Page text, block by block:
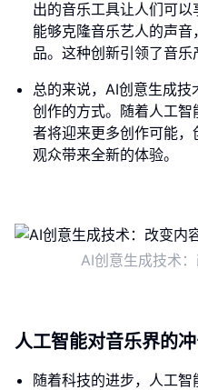
出的音乐工具让人们可
能够克隆音乐艺人的声
品。这种创新引领了音乐
总的来说，AI创意生成
创作的方式。随着人工
者将迎来更多创作可能
观众带来全新的体验。
AI创意生成技术
人工智能对音乐界的
随着科技的进步，人工